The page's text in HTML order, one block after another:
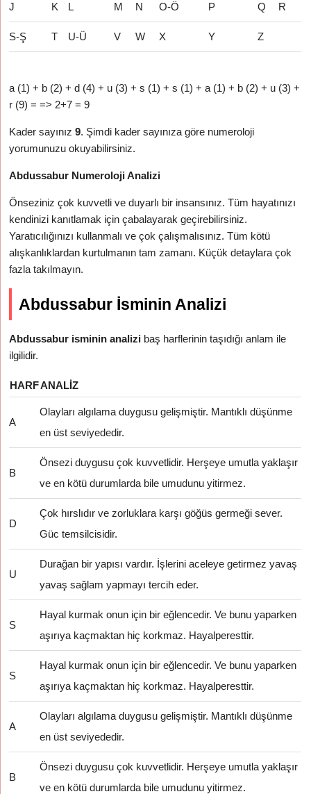
J K L M N O-Ö P Q R
S-Ş T U-Ü V W X Y Z
a (1) + b (2) + d (4) + u (3) + s (1) + s (1) + a (1) + b (2) + u (3) +
r (9) = => 2+7 = 9
Kader sayınız9. Şimdi kader sayınıza göre numeroloji
yorumunuzu okuyabilirsiniz.
Abdussabur Numeroloji Analizi
Önseziniz çok kuvvetli ve duyarlı bir insansınız. Tüm hayatınızı
kendinizi kanıtlamak için çabalayarak geçirebilirsiniz.
Yaratıcılığınızı kullanmalı ve çok çalışmalısınız. Tüm kötü
alışkanlıklardan kurtulmanın tam zamanı. Küçük detaylara çok
fazla takılmayın.
Abdussabur İsminin Analizi
Abdussabur isminin analizi baş harflerinin taşıdığı anlam ile
ilgilidir.
HARFANALIZ
A
Olayları algılama duygusu gelişmiştir. Mantıklı düşünme
en üst seviyededir.
B
Önsezi duygusu çok kuvvetlidir. Herşeye umutla yaklaşır
ve en kötü durumlarda bile umudunu yitirmez.
D
Çok hırslıdır ve zorluklara karşı göğüs germeği sever.
Güc temsilcisidir.
U
Durağan bir yapısı vardır. İşlerini aceleye getirmez yavaş
yavaş sağlam yapmayı tercih eder.
S
Hayal kurmak onun için bir eğlencedir. Ve bunu yaparken
aşırıya kaçmaktan hiç korkmaz. Hayalperesttir.
S
Hayal kurmak onun için bir eğlencedir. Ve bunu yaparken
aşırıya kaçmaktan hiç korkmaz. Hayalperesttir.
A
Olayları algılama duygusu gelişmiştir. Mantıklı düşünme
en üst seviyededir.
B
Önsezi duygusu çok kuvvetlidir. Herşeye umutla yaklaşır
ve en kötü durumlarda bile umudunu yitirmez.